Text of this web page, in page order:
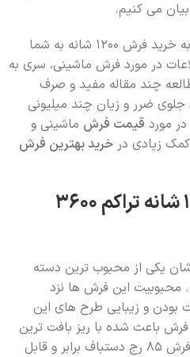
بنابر این پیش از هرگونه اقدام به خرید فرش 1200 شانه به شما
در مورد فرش ماشینی، سری به
چند مقاله مفید و صرف
ضرر و زیان چند میلیونی
مورد قیمت فرش ماشینی و
زیادی در خرید بهترین فرش
یکی از محبوب ترین دسته
این فرش ها نزد
بودن و زیبایی طرح های این
3600 در این فرش باعث شده با ریز بافت ترین
فرش های دستباف ایرانی مثل فرش 85 رج دستباف برابر و قابل